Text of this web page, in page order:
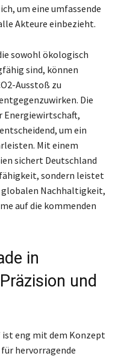
um eine umfassende
Akteure einbezieht.
sowohl ökologisch
sind, können
Ausstoß zu
Die
Energiewirtschaft,
um ein
Mit einem
sichert Deutschland
sondern leistet
Nachhaltigkeit,
auf die kommenden
in
und
ist eng mit dem Konzept
hervorragende